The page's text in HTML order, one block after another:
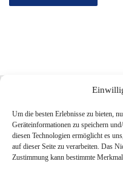
Um die besten Erlebnisse zu bieten,
Geräteinformationen zu speichern
diesen Technologien ermöglicht es
auf dieser Seite zu verarbeiten. Das
Zustimmung kann bestimmte